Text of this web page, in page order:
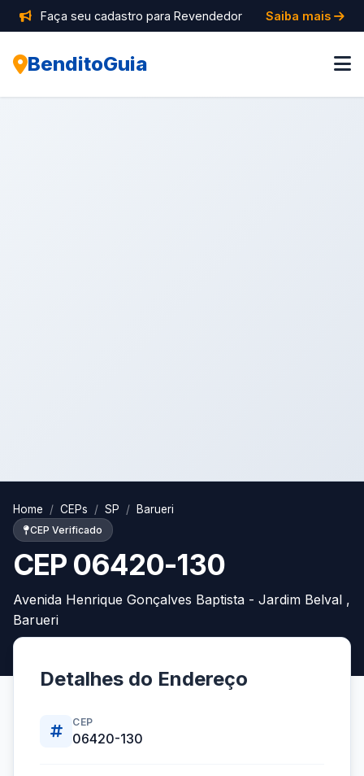
Faça seu cadastro para Revendedor Saiba mais
BenditoGuia
Home CEPs SP Barueri
CEP Verificado
CEP 06420-130
Avenida Henrique Gonçalves Baptista - Jardim Belval ,
Barueri
Detalhes do Endereço
CEP
06420-130